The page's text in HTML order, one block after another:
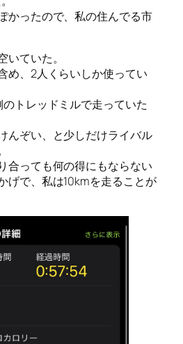
かったので、私の住んでる市
ていた。
め、2人くらいしか使ってい
トレッドミルで走っていた
んぞい、と少しだけライバル
合っても何の得にもならない
げで、私は10kmを走ることが